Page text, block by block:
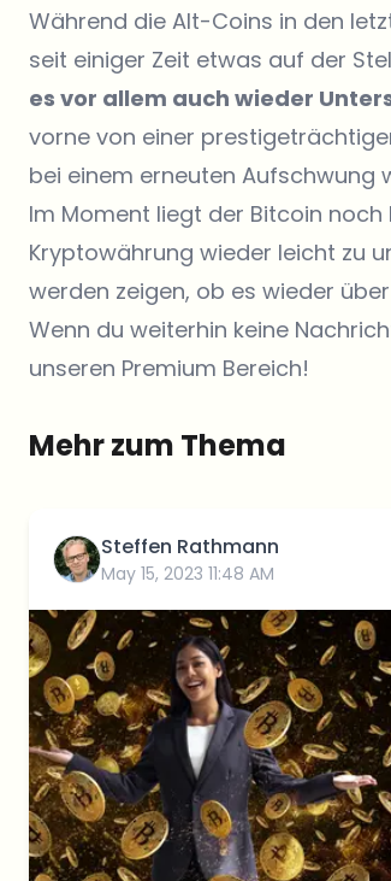
Während die Alt-Coins in den
seit einiger Zeit etwas auf der
es vor allem auch wieder
vorne von einer
bei einem erneuten Aufschwung
Im Moment liegt der Bitcoin
Kryptowährung wieder leicht zu
werden zeigen, ob es wieder
Wenn du weiterhin keine
unseren Premium Bereich!
Mehr zum Thema
Steffen Rathmann
May 15, 2023 11:48 AM